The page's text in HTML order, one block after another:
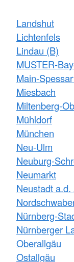
Landshut
Lichtenfels
Lindau (B)
MUSTER-
Main-
Miesbach
Miltenberg-
Mühldorf
München
Neu-Ulm
Neuburg-
Neumarkt
Neustadt
Nürnberg-
Nürnberger
Oberallgäu
Ostallgäu